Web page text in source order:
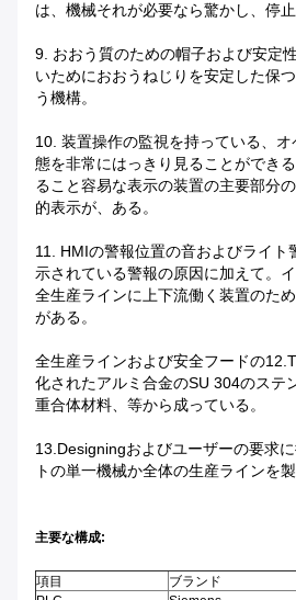
は、機械それが必要なら驚かし、停止
9. おおう質のための帽子および安定
いためにおおうねじりを安定した保
う機構。
10. 装置操作の監視を持っている、
態を非常にはっきり見ることができ
ること容易な表示の装置の主要部分
的表示が、ある。
11. HMIの警報位置の音およびライト
示されている警報の原因に加えて。
全生産ラインに上下流働く装置のた
がある。
全生産ラインおよび安全フードの
化されたアルミ合金のSU 304のステ
重合体材料、等から成っている。
13.Designingおよびユーザーの要求
トの単一機械か全体の生産ラインを製
主要な構成:
項目 ブランド